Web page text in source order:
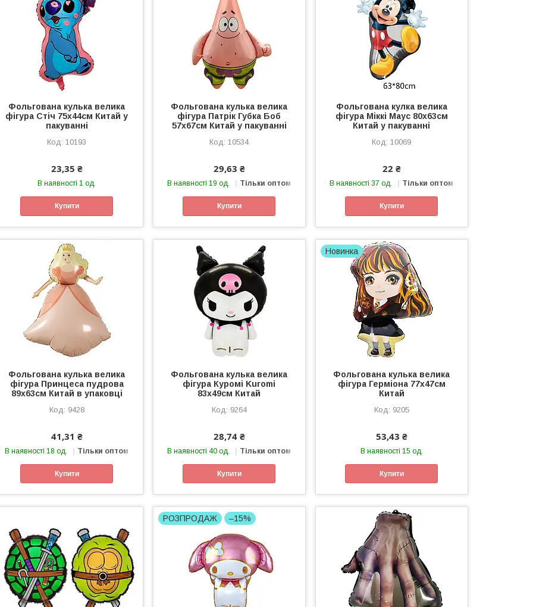
Фольгована кулька велика
фігура Стіч 75х44см Китай у
пакуванні
10193
23,35 ₴
В наявності 1 од.
Купити
Фольгована кулька велика
фігура Патрік Губка Боб
57х67см Китай у пакуванні
10534
29,63 ₴
В наявності 19 од. Тільки оптом
Купити
Фольгована кулка велика
фігура Міккі Маус 80х63см
Китай у пакуванні
10069
22 ₴
В наявності 37 од. Тільки оптом
Купити
Фольгована кулька велика
фігура Принцеса пудрова
89х63см Китай в упаковці
9428
41,31 ₴
В наявності 18 од. Тільки оптом
Купити
Фольгована кулька велика
фігура Куромі Kuromi
83х49см Китай
9264
28,74 ₴
В наявності 40 од. Тільки оптом
Купити
Новинка
Фольгована кулька велика
фігура Герміона 77х47см
Китай
9205
53,43 ₴
В наявності 15 од.
Купити
РОЗПРОДАЖ –15%